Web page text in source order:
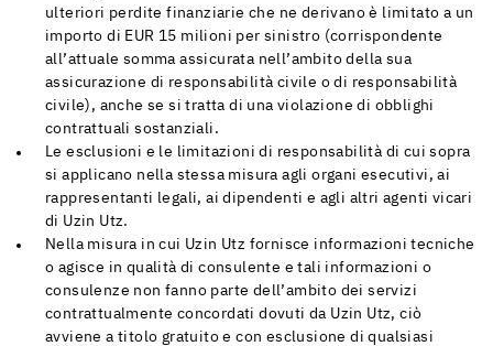
ulteriori perdite finanziarie che ne derivano è limitato a un
importo di EUR 15 milioni per sinistro (corrispondente
all’attuale somma assicurata nell’ambito della sua
assicurazione di responsabilità civile o di responsabilità
civile), anche se si tratta di una violazione di obblighi
contrattuali sostanziali.
Le esclusioni e le limitazioni di responsabilità di cui sopra
si applicano nella stessa misura agli organi esecutivi, ai
rappresentanti legali, ai dipendenti e agli altri agenti vicari
di Uzin Utz.
Nella misura in cui Uzin Utz fornisce informazioni tecniche
o agisce in qualità di consulente e tali informazioni o
consulenze non fanno parte dell’ambito dei servizi
contrattualmente concordati dovuti da Uzin Utz, ciò
avviene a titolo gratuito e con esclusione di qualsiasi